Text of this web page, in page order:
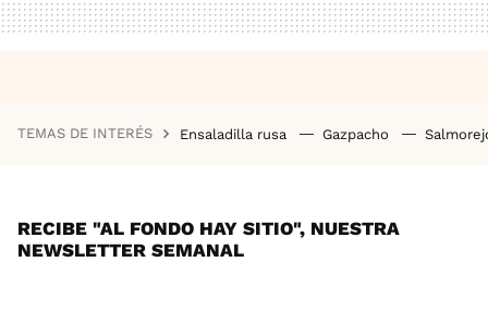
TEMAS DE INTERÉS Ensaladilla rusa Gazpacho
RECIBE "AL FONDO HAY SITIO", NUESTRA
NEWSLETTER SEMANAL